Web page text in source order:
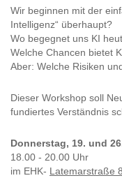
Wir beginnen mit der
Intelligenz“ überhaupt?
Wo begegnet uns KI
Welche Chancen bietet
Aber: Welche Risiken
Dieser Workshop soll
fundiertes Verständnis
Donnerstag, 19. und
18.00 - 20.00 Uhr
im EHK- Latemarstraße 8,